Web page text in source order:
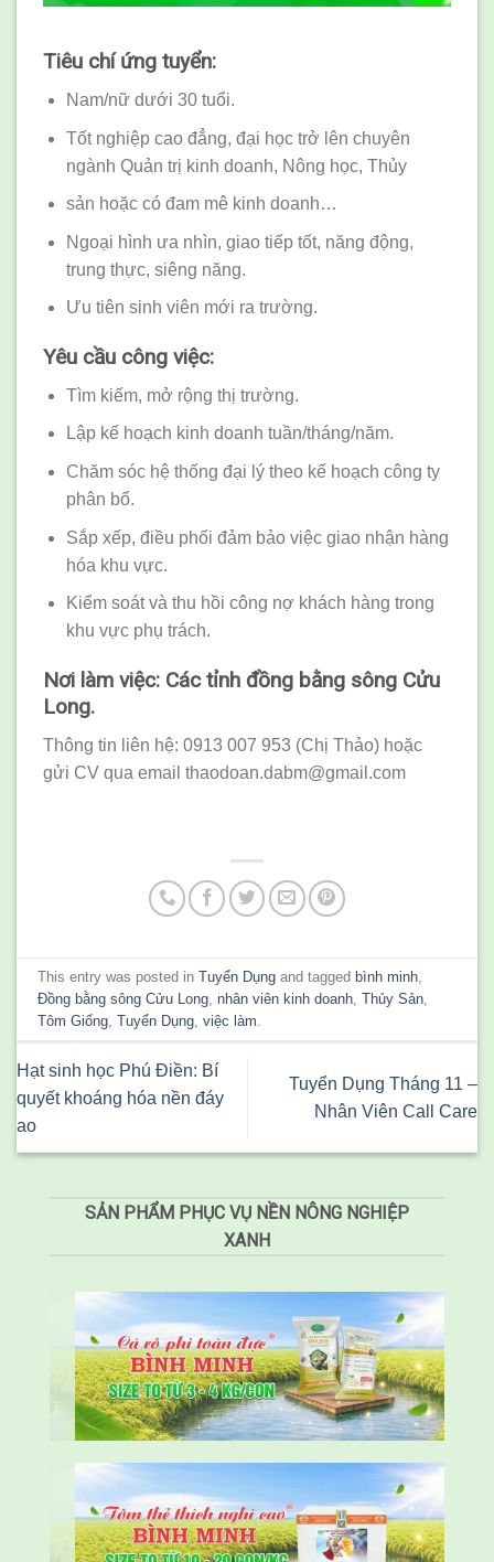
Tiêu chí ứng tuyển:
Nam/nữ dưới 30 tuổi.
Tốt nghiệp cao đẳng, đại học trở lên chuyên
ngành Quản trị kinh doanh, Nông học, Thủy
sản hoặc có đam mê kinh doanh…
Ngoại hình ưa nhìn, giao tiếp tốt, năng động,
trung thực, siêng năng.
Ưu tiên sinh viên mới ra trường.
Yêu cầu công việc:
Tìm kiếm, mở rộng thị trường.
Lập kế hoạch kinh doanh tuần/tháng/năm.
Chăm sóc hệ thống đại lý theo kế hoạch công ty
phân bổ.
Sắp xếp, điều phối đảm bảo việc giao nhận hàng
hóa khu vực.
Kiểm soát và thu hồi công nợ khách hàng trong
khu vực phụ trách.
Nơi làm việc: Các tỉnh đồng bằng sông Cửu
Long.
Thông tin liên hệ: 0913 007 953 (Chị Thảo) hoặc
gửi CV qua email thaodoan.dabm@gmail.com
This entry was posted inTuyển Dụng and taggedbình minh
Đồng bằng sông Cửu Long ,nhân viên kinh doanh ,Thủy Sản
Tôm Giống ,Tuyển Dụng ,việc làm
Hạt sinh học Phú Điền: Bí
quyết khoáng hóa nền đáy
ao
Tuyển Dụng Tháng 11 –
Nhân Viên Call Care
SẢN PHẨM PHỤC VỤ NỀN NÔNG NGHIỆP
XANH